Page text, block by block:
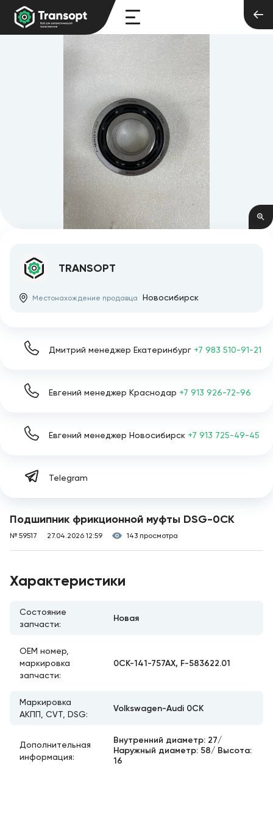
Подшипник фрикционной муфты DSG-0CK
№ 59517 27.04.2026 12:59 143 просмотра
Характеристики
Состояние
запчасти:
Новая
ОЕМ номер,
маркировка
запчасти:
0CK-141-757AX, F-583622.01
Маркировка
АКПП, CVT, DSG:
Volkswagen-Audi 0CK
Дополнительная
информация:
Внутренний диаметр: 27/
Наружный диаметр: 58/ Высота:
16
Telegram
Евгений менеджер Новосибирск +7 913 725-49-45
Евгений менеджер Краснодар +7 913 926-72-96
Дмитрий менеджер Екатеринбург +7 983 510-91-21
TRANSOPT
Местонахождение продавца Новосибирск